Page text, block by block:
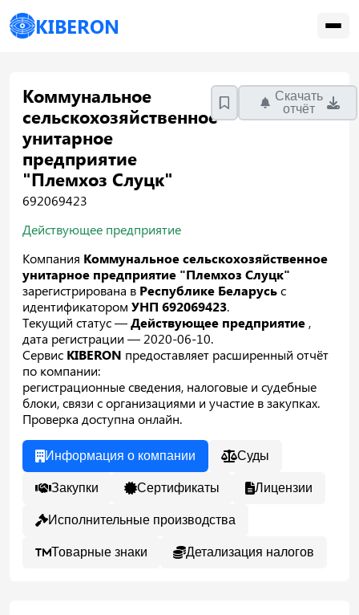
KIBERON
Коммунальное
сельскохозяйственное
унитарное
предприятие
"Племхоз Слуцк"
692069423
Скачать
отчёт
Действующее предприятие
Компания Коммунальное сельскохозяйственное
унитарное предприятие "Племхоз Слуцк"
зарегистрирована в Республике Беларусьс
идентификатором УНП 692069423.
Текущий статус —Действующее предприятие ,
дата регистрации — 2020-06-10.
Сервис KIBERON предоставляет расширенный отчёт
по компании:
регистрационные сведения, налоговые и судебные
блоки, связи с организациями и участие в закупках.
Проверка доступна онлайн.
Информация о компании Суды
Закупки Сертификаты Лицензии
Исполнительные производства
Товарные знаки Детализация налогов